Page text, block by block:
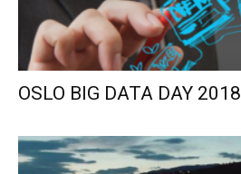
OSLO BIG DATA DAY 2018